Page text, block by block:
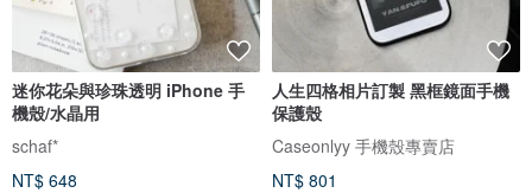
迷你花朵與珍珠透明 iPhone 手
機殼/水晶用
schaf*
NT$ 648
人生四格相片訂製 黑框鏡面手機
保護殼
Caseonlyy 手機殼專賣店
NT$ 801